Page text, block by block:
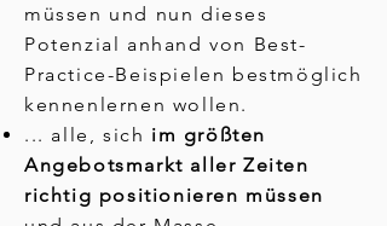
müssen und nun dieses
Potenzial anhand von Best-
Practice-Beispielen bestmöglich
kennenlernen wollen.
... alle, sich im größten
Angebotsmarkt aller Zeiten
richtig positionieren müssen